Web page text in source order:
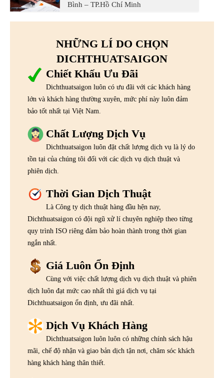
Bình – TP.Hồ Chí Minh
NHỮNG LÍ DO CHỌN
DICHTHUATSAIGON
Chiết Khấu Ưu Đãi
Dichthuatsaigon luôn có ưu đãi với các khách hàng
lớn và khách hàng thường xuyên, mức phí này luôn đảm
bảo tốt nhất tại Việt Nam.
Chất Lượng Dịch Vụ
Dichthuatsaigon luôn đặt chất lượng dịch vụ là lý do
tồn tại của chúng tôi đối với các dịch vụ dịch thuật và
phiên dịch.
Thời Gian Dịch Thuật
Là Công ty dịch thuật hàng đầu hện nay,
Dichthuatsaigon có đội ngũ xử lí chuyên nghiệp theo từng
quy trình ISO riêng đảm bảo hoàn thành trong thời gian
ngắn nhất.
Giá Luôn Ổn Định
Cùng với việc chất lượng dịch vụ dịch thuật và phiên
dịch luôn đạt mức cao nhất thì giá dịch vụ tại
Dichthuatsaigon ổn định, ưu đãi nhất.
Dịch Vụ Khách Hàng
Dichthuatsaigon luôn luôn có những chính sách hậu
mãi, chế độ nhận và giao bản dịch tận nơi, chăm sóc khách
hàng khách hàng thân thiết.